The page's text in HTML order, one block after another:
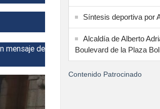
mensaje de
Síntesis deportiva por
Alcaldía de Alberto
Boulevard de la Plaza
Contenido Patrocinado